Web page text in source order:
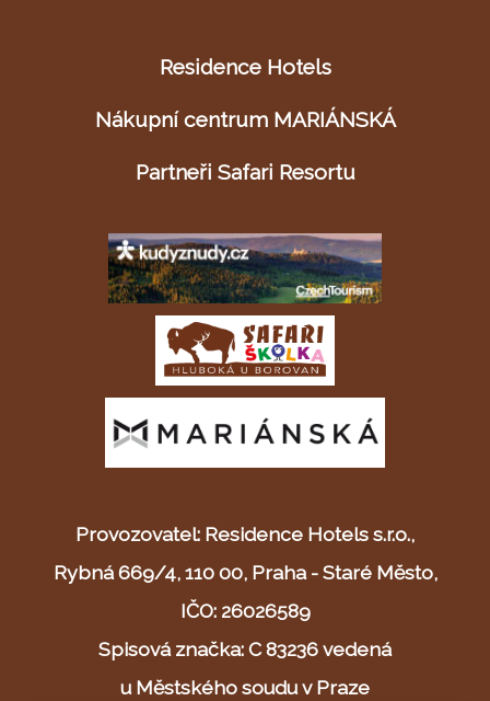
Residence Hotels
Nákupní centrum MARIÁNSKÁ
Partneři Safari Resortu
Provozovatel: Residence Hotels s.r.o.,
Rybná 669/4, 110 00, Praha - Staré Město,
IČO: 26026589
Spisová značka: C 83236 vedená
u Městského soudu v Praze